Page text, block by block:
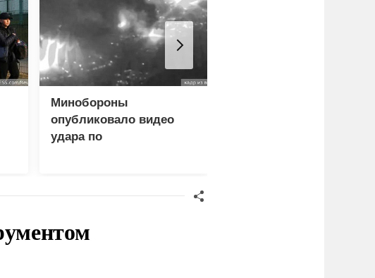
Минобороны
опубликовало видео
удара по